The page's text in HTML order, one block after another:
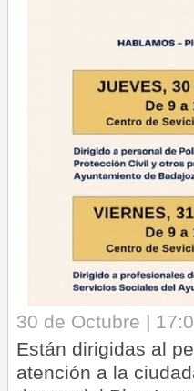
30 de Octubre |
Están dirigidas al
atención a la